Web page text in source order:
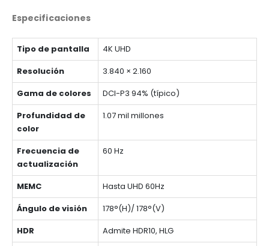
Especificaciones
Tipo de pantalla
4K UHD
Resolución
3.840 × 2.160
Gama de colores
DCI-P3 94% (típico)
Profundidad de
color
1.07 mil millones
Frecuencia de
actualización
60 Hz
MEMC
Hasta UHD 60Hz
Ángulo de visión
178°(H)/ 178°(V)
HDR
Admite HDR10, HLG